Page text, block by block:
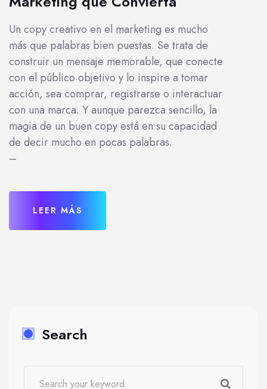
Un copy creativo en el marketing es mucho
más que palabras bien puestas. Se trata de
construir un mensaje memorable, que conecte
con el público objetivo y lo inspire a tomar
acción, sea comprar, registrarse o interactuar
con una marca. Y aunque parezca sencillo, la
magia de un buen copy está en su capacidad
de decir mucho en pocas palabras.
–
LEER MÁS
Search